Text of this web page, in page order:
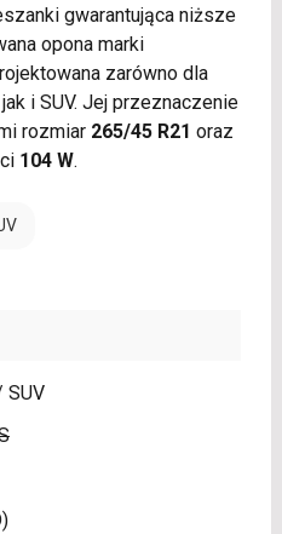
gwarantująca niższe
opona marki
zarówno dla
i SUV. Jej przeznaczenie
rozmiar 265/45 R21 oraz
104 W.
SUV